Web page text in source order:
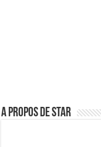
A propos de star